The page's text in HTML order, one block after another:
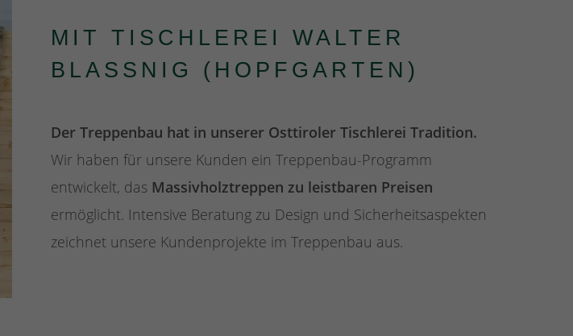
MIT TISCHLEREI WALTER
BLASSNIG (HOPFGARTEN)
Der Treppenbau hat in unserer Osttiroler Tischlerei Tradition.
Wir haben für unsere Kunden ein Treppenbau-Programm
entwickelt, das Massivholztreppen zu leistbaren Preisen
ermöglicht. Intensive Beratung zu Design und Sicherheitsaspekten
zeichnet unsere Kundenprojekte im Treppenbau aus.